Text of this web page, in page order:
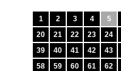
1 2 3 4 5
20
21 22 23 24
39
40 41 42 43
58
59 60 61 62